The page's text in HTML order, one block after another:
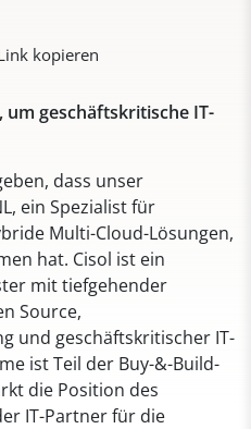
kopieren
um geschäftskritische IT-
dass unser
ein Spezialist für
Multi-Cloud-Lösungen,
hat. Cisol ist ein
mit tiefgehender
Source,
und geschäftskritischer IT-
ist Teil der Buy-&-Build-
die Position des
IT-Partner für die